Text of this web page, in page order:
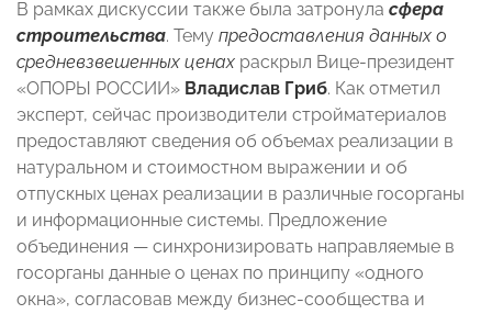
В рамках дискуссии также была затронула сфера
строительства. Тему предоставления данных о
средневзвешенных ценах раскрыл Вице-президент
«ОПОРЫ РОССИИ» Владислав Гриб. Как отметил
эксперт, сейчас производители стройматериалов
предоставляют сведения об объемах реализации в
натуральном и стоимостном выражении и об
отпускных ценах реализации в различные госорганы
и информационные системы. Предложение
объединения — синхронизировать направляемые в
госорганы данные о ценах по принципу «одного
окна», согласовав между бизнес-сообщества и